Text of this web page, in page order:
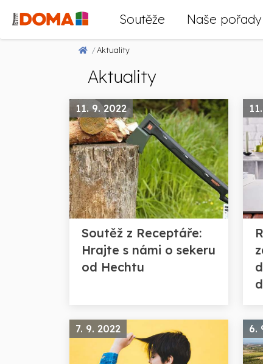
Soutěže Naše pořady
Aktuality
Aktuality
11. 9. 2022
Soutěž z Receptáře:
Hrajte s námi o sekeru
od Hechtu
7. 9. 2022 6.